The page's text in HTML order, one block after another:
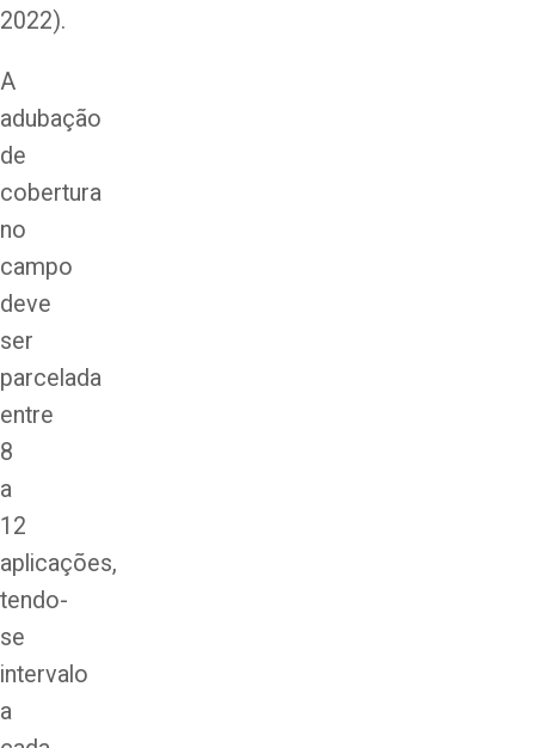
2022).
A
adubação
de
cobertura
no
campo
deve
ser
parcelada
entre
8
a
12
aplicações,
tendo-
se
intervalo
a